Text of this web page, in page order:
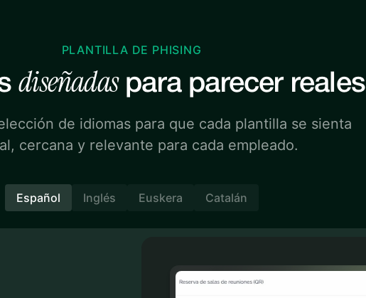
PLANTILLA DE PHISING
diseñadaspara parecer reales
de idiomas para que cada plantilla se sienta
cercana y relevante para cada empleado.
Español Inglés Euskera Catalán